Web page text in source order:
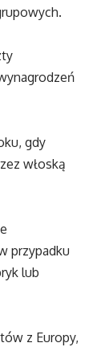
gdy
włoską
przypadku
lub
z Europy,